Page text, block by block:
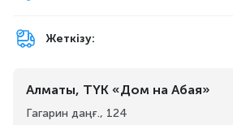
Жеткізу:
Алматы, ТҮК «Дом на Абая»
Гагарин даңғ., 124